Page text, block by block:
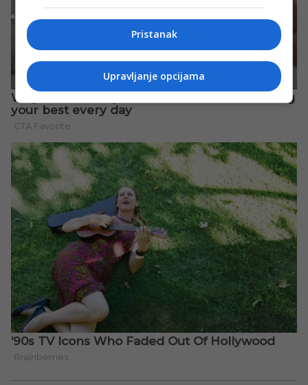
Pristanak
Upravljanje opcijama